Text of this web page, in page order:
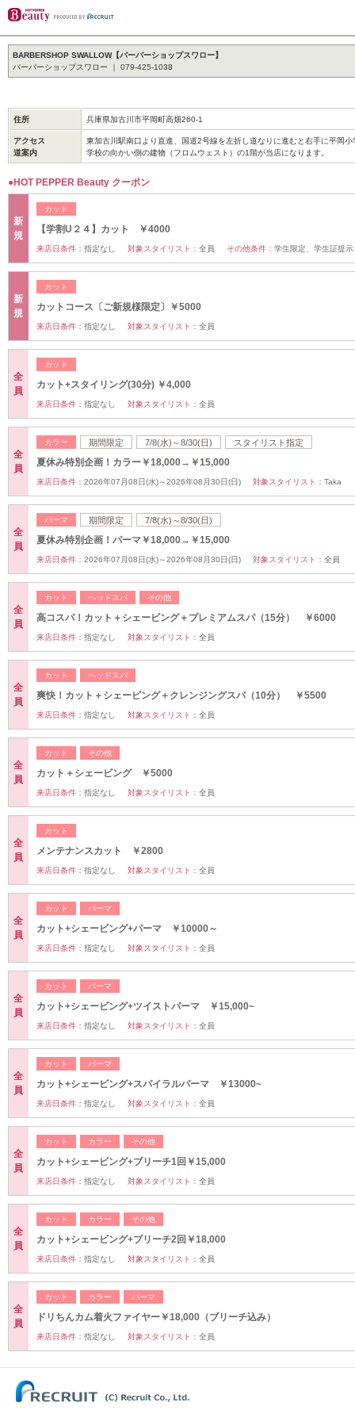
BARBERSHOP SWALLOW【バーバーショップスワロー】
バーバーショップスワロー ｜ 079-425-1038
住所 兵庫県加古川市平岡町高畑260-1
アクセス
道案内
東加古川駅南口より直進、国道2号線を左折し道なりに進むと右手に平岡
学校の向かい側の建物（フロムウェスト）の1階が当店になります。
●HOT PEPPER Beauty クーポン
新
規
カット
【学割U２４】カット ￥4000
来店日条件： 指定なし 対象スタイリスト： 全員 その他条件： 学生限定、学生証提
新
規
カット
カットコース〔ご新規様限定〕￥5000
来店日条件： 指定なし 対象スタイリスト： 全員
全
員
カット
カット+スタイリング(30分) ￥4,000
来店日条件： 指定なし 対象スタイリスト： 全員
全
員
カラー 期間限定 7/8(水)～8/30(日) スタイリスト指定
夏休み特別企画！カラー￥18,000→￥15,000
来店日条件： 2026年07月08日(水)～2026年08月30日(日) 対象スタイリスト： Taka
全
員
パーマ 期間限定 7/8(水)～8/30(日)
夏休み特別企画！パーマ￥18,000→￥15,000
来店日条件： 2026年07月08日(水)～2026年08月30日(日) 対象スタイリスト： 全員
全
員
カット ヘッドスパ その他
高コスパ！カット＋シェービング＋プレミアムスパ（15分） ￥6000
来店日条件： 指定なし 対象スタイリスト： 全員
全
員
カット ヘッドスパ
爽快！カット＋シェービング＋クレンジングスパ（10分） ￥5500
来店日条件： 指定なし 対象スタイリスト： 全員
全
員
カット その他
カット＋シェービング ￥5000
来店日条件： 指定なし 対象スタイリスト： 全員
全
員
カット
メンテナンスカット ￥2800
来店日条件： 指定なし 対象スタイリスト： 全員
全
員
カット パーマ
カット+シェービング+パーマ ￥10000～
来店日条件： 指定なし 対象スタイリスト： 全員
全
員
カット パーマ
カット+シェービング+ツイストパーマ ￥15,000~
来店日条件： 指定なし 対象スタイリスト： 全員
全
員
カット パーマ
カット+シェービング+スパイラルパーマ ￥13000~
来店日条件： 指定なし 対象スタイリスト： 全員
全
員
カット カラー その他
カット+シェービング+ブリーチ1回￥15,000
来店日条件： 指定なし 対象スタイリスト： 全員
全
員
カット カラー その他
カット+シェービング+ブリーチ2回￥18,000
来店日条件： 指定なし 対象スタイリスト： 全員
全
員
カット カラー パーマ
ドリちんカム着火ファイヤー￥18,000（ブリーチ込み）
来店日条件： 指定なし 対象スタイリスト： 全員